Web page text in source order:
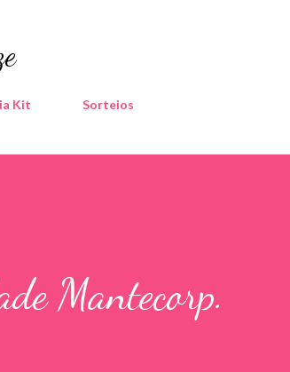
Kit Sorteios
Mantecorp.